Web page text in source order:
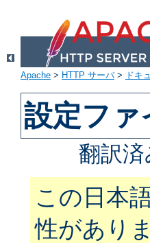
Apache > HTTP サーバ> ドキ
設定ファ
翻訳済
この日本
性があり